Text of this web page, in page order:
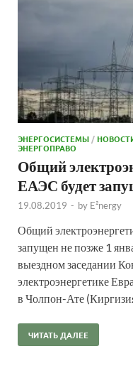
ЭНЕРГОСИСТЕМЫ/
ЭНЕРГОПРАВО
Общий
ЕАЭС будет
19.08.2019 - by E²nergy
Общий
запущен не позже 1
выездном заседании
электроэнергетике
в Чолпон-Ате
ЧИТАТЬ ДАЛЕЕ